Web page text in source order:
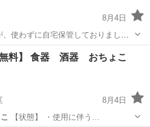
8月4日
使わずに自宅保管しておりまし
活雑貨 おちょこ
料】 食器 酒器 おちょこ
8月4日
【状態】 ・使用に伴う…